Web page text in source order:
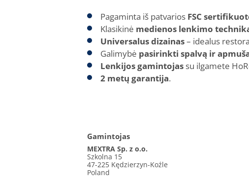
Pagaminta iš patvarios FSC
Klasikinė medienos lenkimo
Universalus dizainas– idealus
Galimybė pasirinkti spalvą ir
Lenkijos gamintojas su ilgamete
2 metų garantija.
Gamintojas
MEXTRA Sp. z o.o.
Szkolna 15
47-225 Kędzierzyn-Koźle
Poland